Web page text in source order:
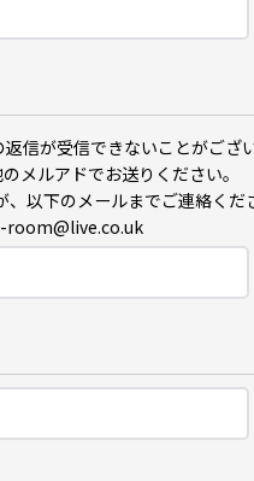
が受信できないことがござい
メルアドでお送りください。
以下のメールまでご連絡くだ